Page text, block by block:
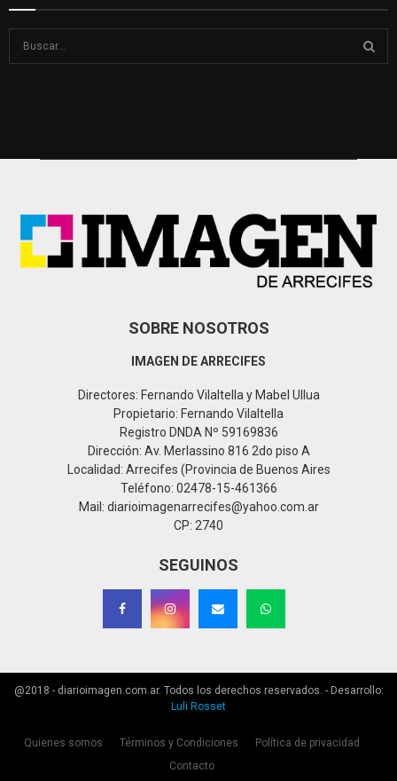
SOBRE NOSOTROS
IMAGEN DE ARRECIFES
Directores: Fernando Vilaltella y Mabel Ullua
Propietario: Fernando Vilaltella
Registro DNDA Nº 59169836
Dirección: Av. Merlassino 816 2do piso A
Localidad: Arrecifes (Provincia de Buenos Aires
Teléfono: 02478-15-461366
Mail: diarioimagenarrecifes@yahoo.com.ar
CP: 2740
SEGUINOS
@2018 - diarioimagen.com.ar. Todos los derechos reservados. - Desarrollo:
Luli Rosset
Quienes somos Términos y Condiciones
Política de privacidad
Contacto